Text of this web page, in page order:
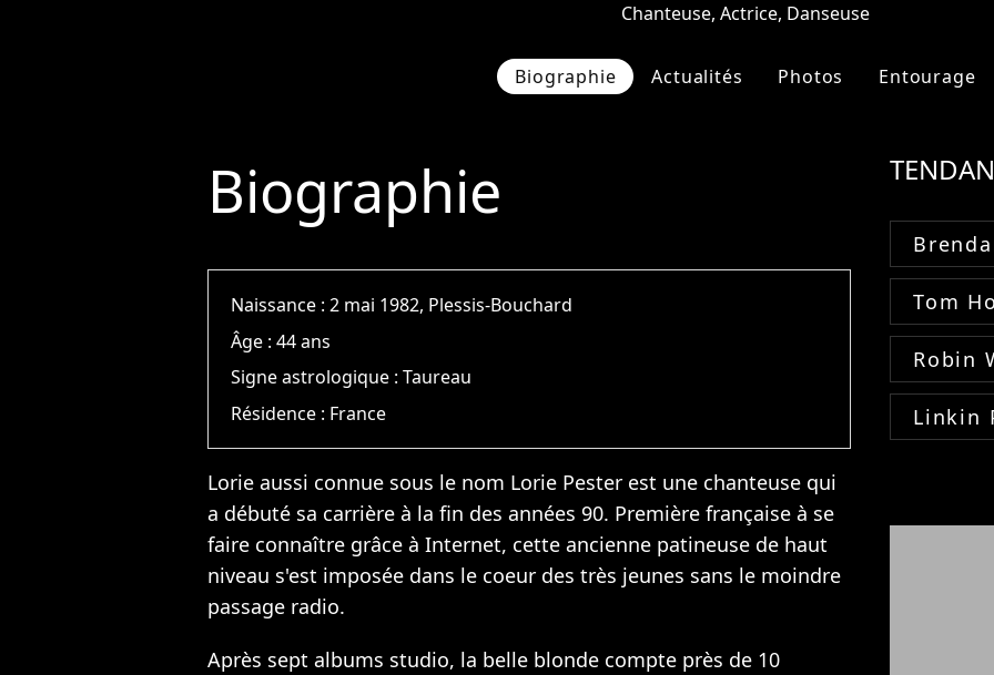
Chanteuse, Actrice, Danseuse
Biographie Actualités Photos Entourage
Biographie
Naissance :2 mai 1982, Plessis-Bouchard
Âge :44 ans
Signe astrologique :Taureau
Résidence : France
Lorie aussi connue sous le nom Lorie Pester est une chanteuse qui
a débuté sa carrière à la fin des années 90. Première française à se
faire connaître grâce à Internet, cette ancienne patineuse de haut
niveau s'est imposée dans le coeur des très jeunes sans le moindre
passage radio.
Après sept albums studio, la belle blonde compte près de 10
Tom
Robin
Linkin